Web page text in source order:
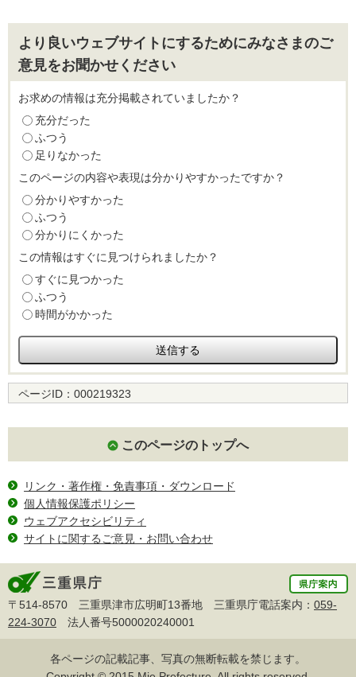
より良いウェブサイトにするためにみなさまのご
意見をお聞かせください
お求めの情報は充分掲載されていましたか？
充分だった
ふつう
足りなかった
このページの内容や表現は分かりやすかったですか？
分かりやすかった
ふつう
分かりにくかった
この情報はすぐに見つけられましたか？
すぐに見つかった
ふつう
時間がかかった
ページID： 000219323
このページのトップへ
リンク・著作権・免責事項・ダウンロード
個人情報保護ポリシー
ウェブアクセシビリティ
サイトに関するご意見・お問い合わせ
〒514-8570 三重県津市広明町13番地 三重県庁電話案内： 059-
224-3070 法人番号5000020240001
各ページの記載記事、写真の無断転載を禁じます。